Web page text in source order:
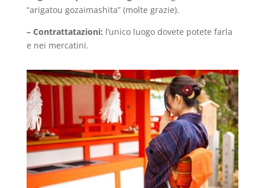
“arigatou gozaimashita” (molte grazie).
– Contrattatazioni: l’unico luogo dovete potete farla
e nei mercatini.